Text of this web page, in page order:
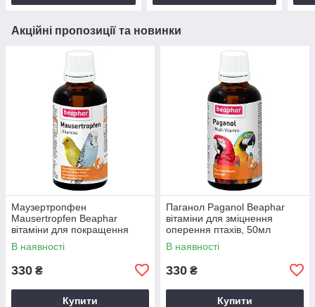
Акційні пропозиції та новинки
Маузертропфен
Mausertropfen Beaphar
вітаміни для покращення
яскравості кольору пір’я
птахів, 50мл
В наявності
330 ₴
Купити
Паганол Paganol Beaphar
вітаміни для зміцнення
оперення птахів, 50мл
В наявності
330 ₴
Купити